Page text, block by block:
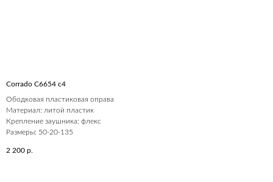
Corrado C6654 c4
Ободковая пластиковая оправа
Материал: литой пластик
Крепление заушника: флекс
Размеры: 50-20-135
2 200 р.